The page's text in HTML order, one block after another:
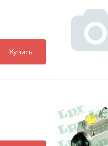
Купить